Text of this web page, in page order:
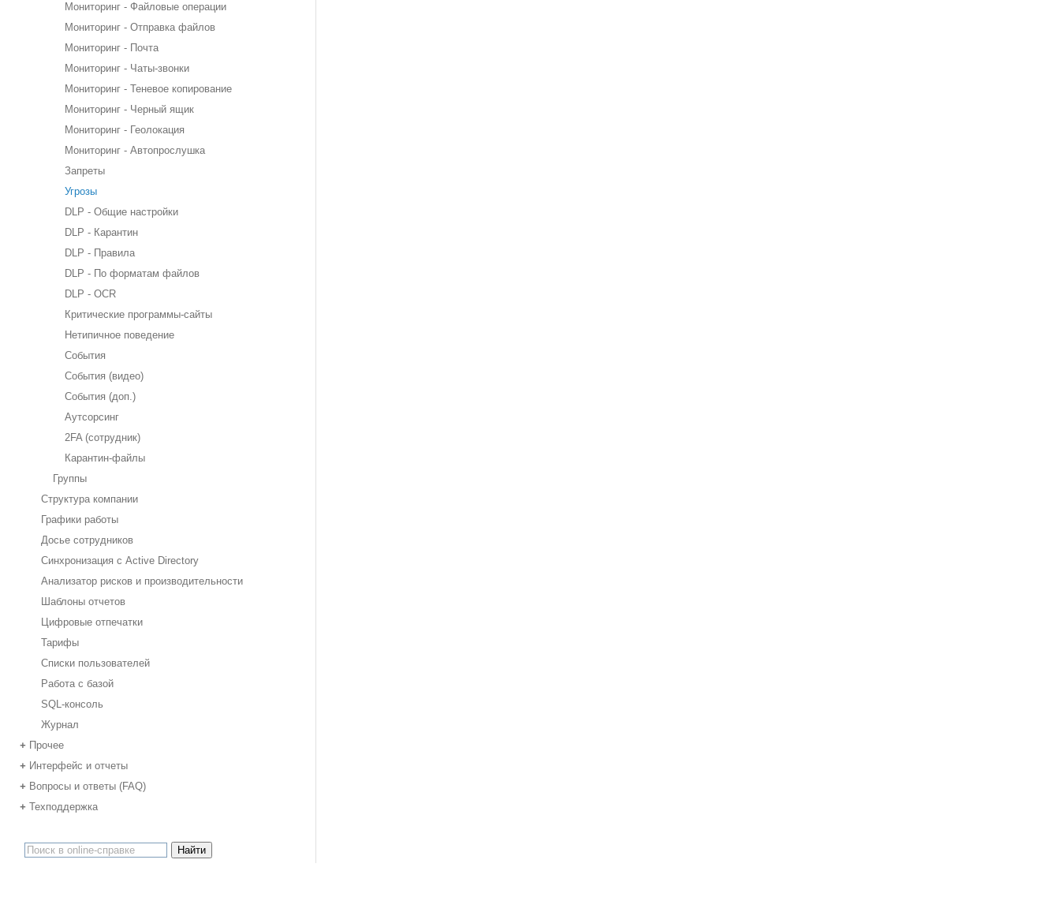
Мониторинг - Файловые операции
Мониторинг - Отправка файлов
Мониторинг - Почта
Мониторинг - Чаты-звонки
Мониторинг - Теневое копирование
Мониторинг - Черный ящик
Мониторинг - Геолокация
Мониторинг - Автопрослушка
Запреты
Угрозы
DLP - Общие настройки
DLP - Карантин
DLP - Правила
DLP - По форматам файлов
DLP - OCR
Критические программы-сайты
Нетипичное поведение
События
События (видео)
События (доп.)
Аутсорсинг
2FA (сотрудник)
Карантин-файлы
Группы
Структура компании
Графики работы
Досье сотрудников
Синхронизация с Active Directory
Анализатор рисков и производительности
Шаблоны отчетов
Цифровые отпечатки
Тарифы
Списки пользователей
Работа с базой
SQL-консоль
Журнал
+ Прочее
+ Интерфейс и отчеты
+ Вопросы и ответы (FAQ)
+ Техподдержка